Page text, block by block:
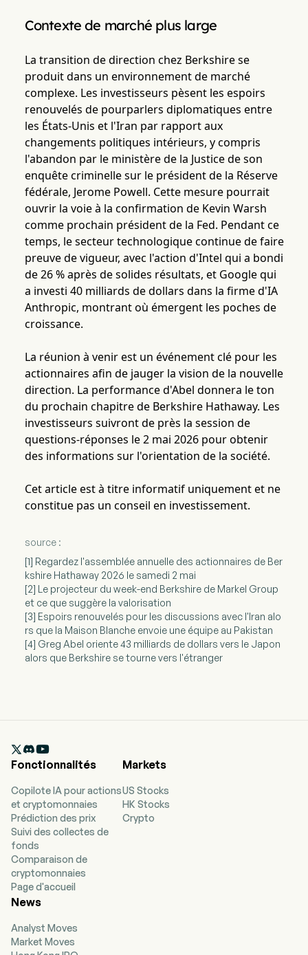
Contexte de marché plus large
La transition de direction chez Berkshire se
produit dans un environnement de marché
complexe. Les investisseurs pèsent les espoirs
renouvelés de pourparlers diplomatiques entre
les États-Unis et l'Iran par rapport aux
changements politiques intérieurs, y compris
l'abandon par le ministère de la Justice de son
enquête criminelle sur le président de la Réserve
fédérale, Jerome Powell. Cette mesure pourrait
ouvrir la voie à la confirmation de Kevin Warsh
comme prochain président de la Fed. Pendant ce
temps, le secteur technologique continue de faire
preuve de vigueur, avec l'action d'Intel qui a bondi
de 26 % après de solides résultats, et Google qui
a investi 40 milliards de dollars dans la firme d'IA
Anthropic, montrant où émergent les poches de
croissance.
La réunion à venir est un événement clé pour les
actionnaires afin de jauger la vision de la nouvelle
direction. La performance d'Abel donnera le ton
du prochain chapitre de Berkshire Hathaway. Les
investisseurs suivront de près la session de
questions-réponses le 2 mai 2026 pour obtenir
des informations sur l'orientation de la société.
Cet article est à titre informatif uniquement et ne
constitue pas un conseil en investissement.
source :
[1] Regardez l'assemblée annuelle des actionnaires de Ber
kshire Hathaway 2026 le samedi 2 mai
[2] Le projecteur du week-end Berkshire de Markel Group
et ce que suggère la valorisation
[3] Espoirs renouvelés pour les discussions avec l'Iran alo
rs que la Maison Blanche envoie une équipe au Pakistan
[4] Greg Abel oriente 43 milliards de dollars vers le Japon
alors que Berkshire se tourne vers l'étranger

Fonctionnalités
Copilote IA pour actions
et cryptomonnaies
Prédiction des prix
Suivi des collectes de
fonds
Comparaison de
cryptomonnaies
Page d'accueil
Markets
US Stocks
HK Stocks
Crypto
News
Analyst Moves
Market Moves